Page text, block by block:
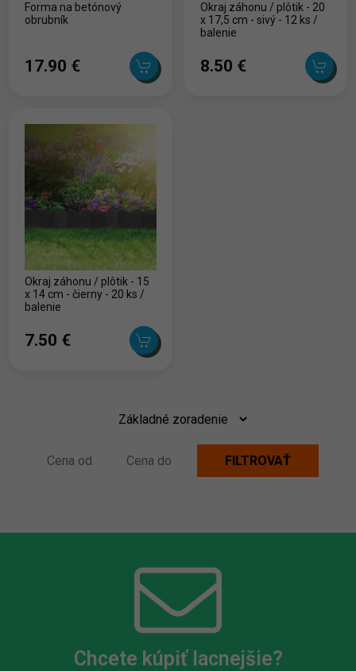
Forma na betónový
obrubník
17.90 ‎€
Okraj záhonu / plôtik - 20
x 17,5 cm - sivý - 12 ks /
balenie
8.50 ‎€
Okraj záhonu / plôtik - 15
x 14 cm - čierny - 20 ks /
balenie
7.50 ‎€
Chcete kúpiť lacnejšie?